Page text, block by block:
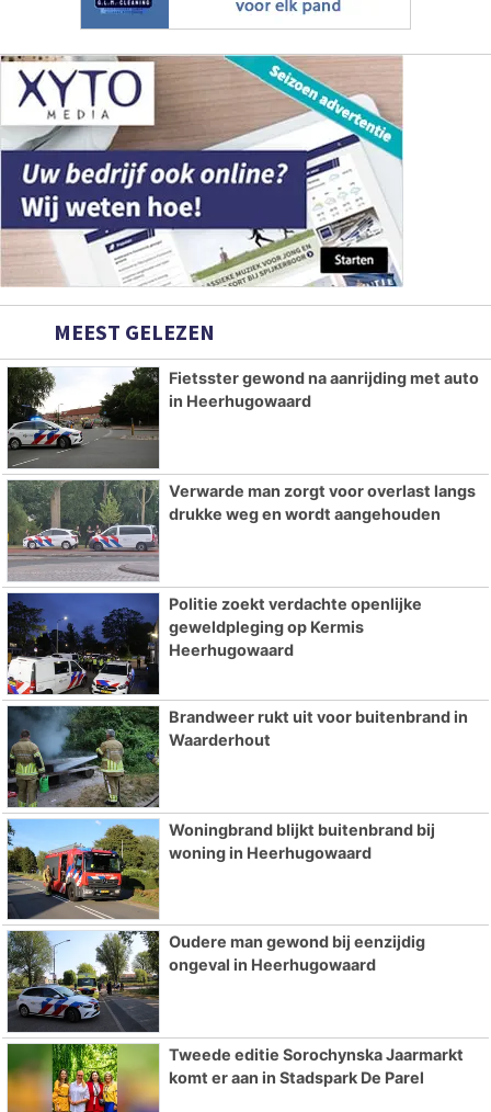
MEEST GELEZEN
Fietsster gewond na aanrijding met auto
in Heerhugowaard
Verwarde man zorgt voor overlast langs
drukke weg en wordt aangehouden
Politie zoekt verdachte openlijke
geweldpleging op Kermis
Heerhugowaard
Brandweer rukt uit voor buitenbrand in
Waarderhout
Woningbrand blijkt buitenbrand bij
woning in Heerhugowaard
Oudere man gewond bij eenzijdig
ongeval in Heerhugowaard
Tweede editie Sorochynska Jaarmarkt
komt er aan in Stadspark De Parel